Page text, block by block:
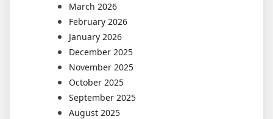
March 2026
February 2026
January 2026
December 2025
November 2025
October 2025
September 2025
August 2025